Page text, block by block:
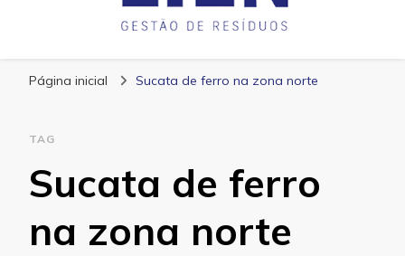
Página inicial Sucata de ferro na zona norte
TAG
Sucata de ferro
na zona norte